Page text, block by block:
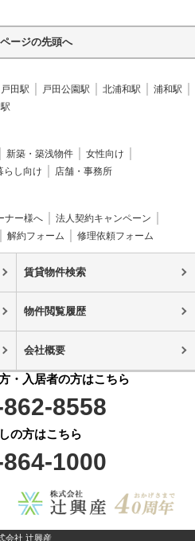
ージの先頭へ
戸田駅 戸田公園駅 北浦和駅
浦和駅
新築・築浅物件
女性向け
らし向け 店舗・事務所
ナー様へ
法人契約キャンペーン
解約フォーム 修理依頼フォーム
賃貸物件検索
物件閲覧履歴
会社概要
・入居者の方はこちら
8558
の方はこちら
1000
会社 辻興産